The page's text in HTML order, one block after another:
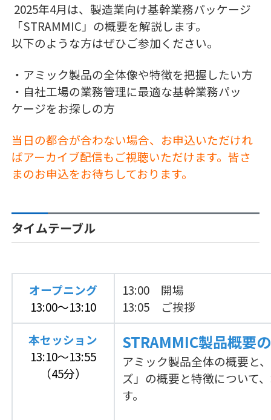
2025年4月は、製造業向け基幹業務パッケージ
「STRAMMIC」の概要を解説します。
以下のような方はぜひご参加ください。
・アミック製品の全体像や特徴を把握したい方
・自社工場の業務管理に最適な基幹業務パッ
ケージをお探しの方
当日の都合が合わない場合、お申込いただけれ
ばアーカイブ配信もご視聴いただけます。皆さ
まのお申込をお待ちしております。
タイムテーブル
オープニング
13:00～13:10
13:00 開場
13:05 ご挨拶
本セッション
13:10～13:55
（45分）
STRAMMIC製品概要
アミック製品全体の概要と
ズ」の概要と特徴について
す。